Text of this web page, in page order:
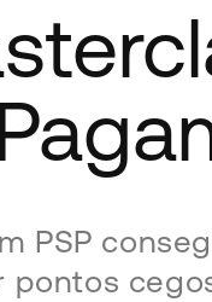
PSP
pontos